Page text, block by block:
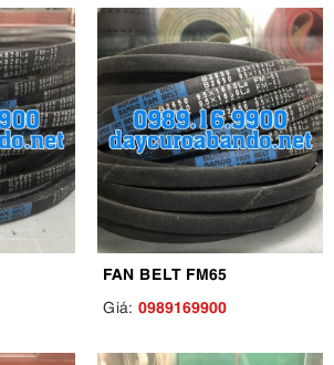
FAN BELT FM65
Giá: 0989169900